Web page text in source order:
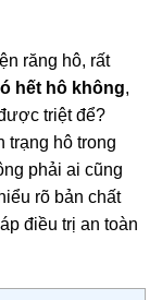
răng hô, rất
hết hô không,
triệt để?
trạng hô trong
phải ai cũng
rõ bản chất
điều trị an toàn